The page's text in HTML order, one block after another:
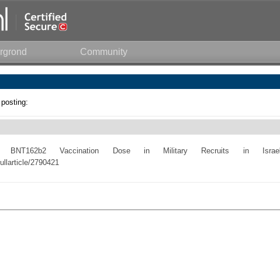
Community
BNT162b2 Vaccination Dose in Military Recruits in Israel
2790421